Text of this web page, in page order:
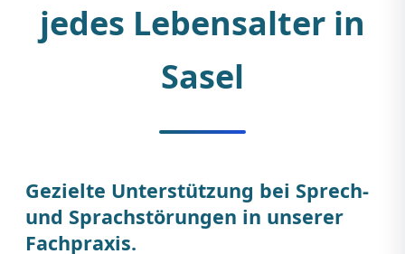
jedes Lebensalter in
Sasel
Gezielte Unterstützung bei Sprech-
und Sprachstörungen in unserer
Fachpraxis.